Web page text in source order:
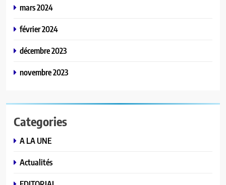
mars 2024
février 2024
décembre 2023
novembre 2023
Categories
A LA UNE
Actualités